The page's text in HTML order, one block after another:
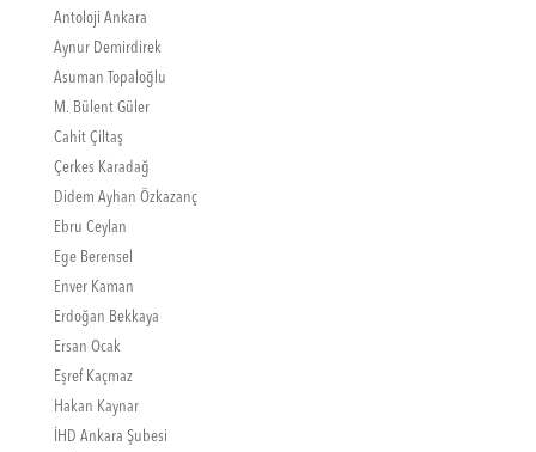
Antoloji Ankara
Aynur Demirdirek
Asuman Topaloğlu
M. Bülent Güler
Cahit Çiltaş
Çerkes Karadağ
Didem Ayhan Özkazanç
Ebru Ceylan
Ege Berensel
Enver Kaman
Erdoğan Bekkaya
Ersan Ocak
Eşref Kaçmaz
Hakan Kaynar
İHD Ankara Şubesi